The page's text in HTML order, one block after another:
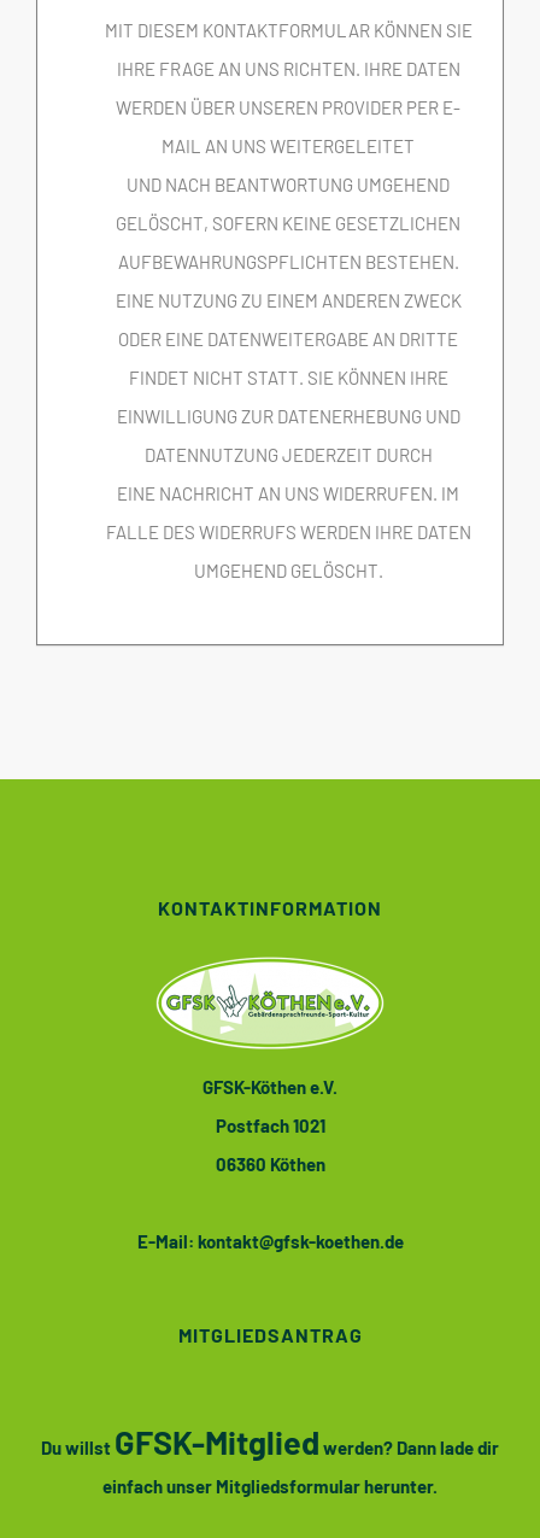
MIT DIESEM KONTAKTFORMULAR KÖNNEN SIE
IHRE FRAGE AN UNS RICHTEN. IHRE DATEN
WERDEN ÜBER UNSEREN PROVIDER PER E-
MAIL AN UNS WEITERGELEITET
UND NACH BEANTWORTUNG UMGEHEND
GELÖSCHT, SOFERN KEINE GESETZLICHEN
AUFBEWAHRUNGSPFLICHTEN BESTEHEN.
EINE NUTZUNG ZU EINEM ANDEREN ZWECK
ODER EINE DATENWEITERGABE AN DRITTE
FINDET NICHT STATT. SIE KÖNNEN IHRE
EINWILLIGUNG ZUR DATENERHEBUNG UND
DATENNUTZUNG JEDERZEIT DURCH
EINE NACHRICHT AN UNS WIDERRUFEN. IM
FALLE DES WIDERRUFS WERDEN IHRE DATEN
UMGEHEND GELÖSCHT.
KONTAKTINFORMATION
GFSK-Köthen e.V.
Postfach 1021
06360 Köthen
E-Mail: kontakt@gfsk-koethen.de
MITGLIEDSANTRAG
Du willst GFSK-Mitglied werden? Dann lade dir
einfach unser Mitgliedsformular herunter.